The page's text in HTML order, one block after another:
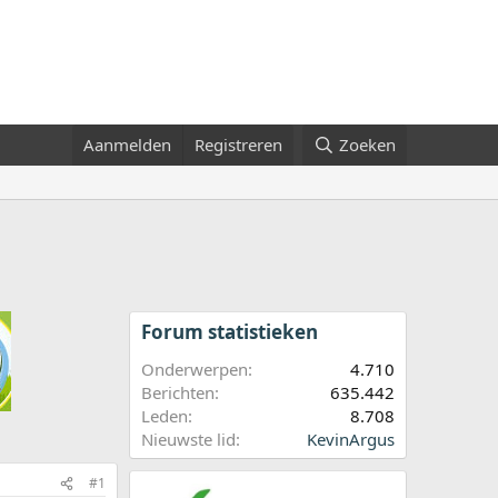
Aanmelden Registreren Zoeken
#1
Forum statistieken
Onderwerpen
4.710
Berichten
635.442
Leden
8.708
Nieuwste lid
KevinArgus